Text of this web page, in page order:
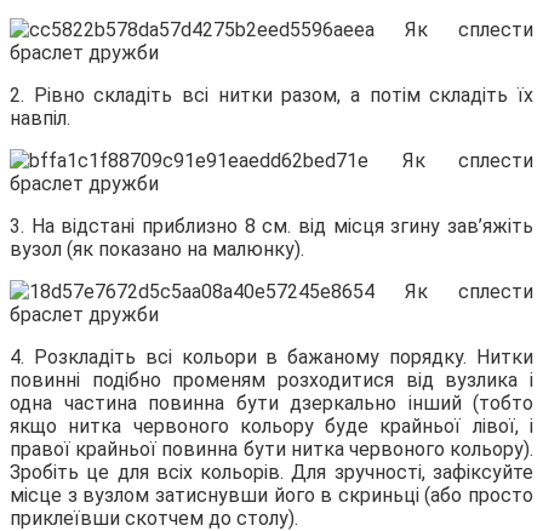
2. Рівно складіть всі нитки разом, а потім складіть їх
навпіл.
3. На відстані приблизно 8 см. від місця згину зав’яжіть
вузол (як показано на малюнку).
4. Розкладіть всі кольори в бажаному порядку. Нитки
повинні подібно променям розходитися від вузлика і
одна частина повинна бути дзеркально інший (тобто
якщо нитка червоного кольору буде крайньої лівої, і
правої крайньої повинна бути нитка червоного кольору).
Зробіть це для всіх кольорів. Для зручності, зафіксуйте
місце з вузлом затиснувши його в скриньці (або просто
приклеївши скотчем до столу).